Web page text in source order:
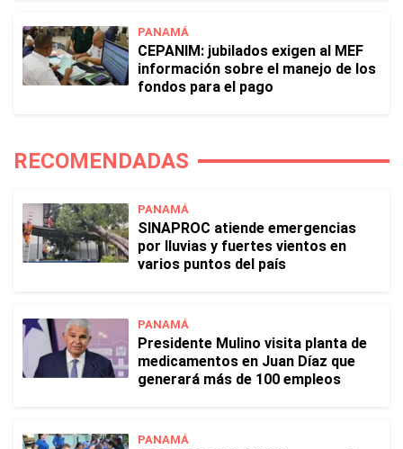
PANAMÁ
CEPANIM: jubilados exigen al MEF
información sobre el manejo de los
fondos para el pago
RECOMENDADAS
PANAMÁ
SINAPROC atiende emergencias
por lluvias y fuertes vientos en
varios puntos del país
PANAMÁ
Presidente Mulino visita planta de
medicamentos en Juan Díaz que
generará más de 100 empleos
PANAMÁ